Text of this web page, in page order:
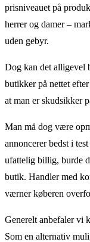
prisniveauet på
herrer og damer –
uden gebyr.
Dog kan det alligevel
butikker på nettet
at man er skudsikker
Man må dog være
annoncerer bedst i
ufattelig billig, burde
butik. Handler med
værner køberen
Generelt anbefaler vi
Som en alternativ